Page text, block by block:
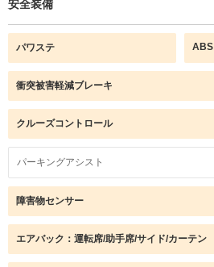
安全装備
パワステ ABS
衝突被害軽減ブレーキ
クルーズコントロール
パーキングアシスト
障害物センサー
エアバック：運転席/助手席/サイド/カーテン